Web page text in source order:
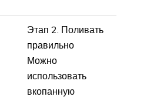
Этап 2. Поливать
правильно
Можно
использовать
вкопанную